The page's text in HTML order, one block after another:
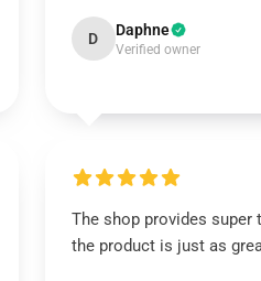
D Daphne
Verified owner
The shop provides super
the product is just as